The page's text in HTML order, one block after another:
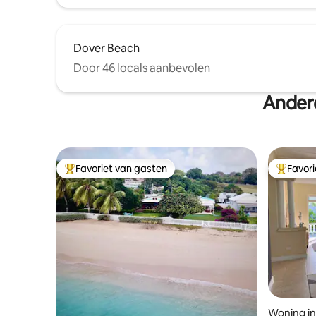
Dover Beach
Door 46 locals aanbevolen
Topfavoriet van gasten
Favoriet van gasten
Woning